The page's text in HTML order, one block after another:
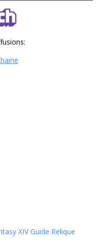
XIV Guide Relique